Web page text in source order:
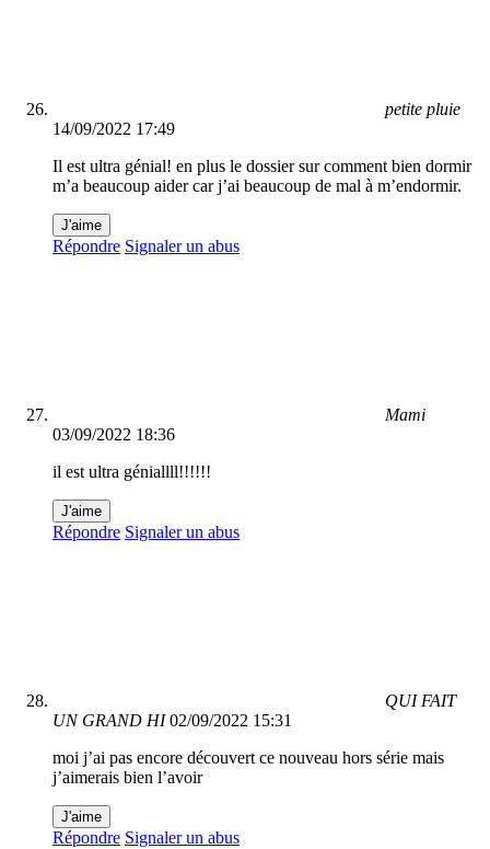
petite pluie
14/09/2022 17:49
Il est ultra génial! en plus le dossier sur comment bien dormir
m’a beaucoup aider car j’ai beaucoup de mal à m’endormir.
J'aime
Répondre Signaler un abus
Mami
03/09/2022 18:36
il est ultra géniallll!!!!!!
J'aime
Répondre Signaler un abus
QUI FAIT
UN GRAND HI 02/09/2022 15:31
moi j’ai pas encore découvert ce nouveau hors série mais
j’aimerais bien l’avoir
J'aime
Répondre Signaler un abus